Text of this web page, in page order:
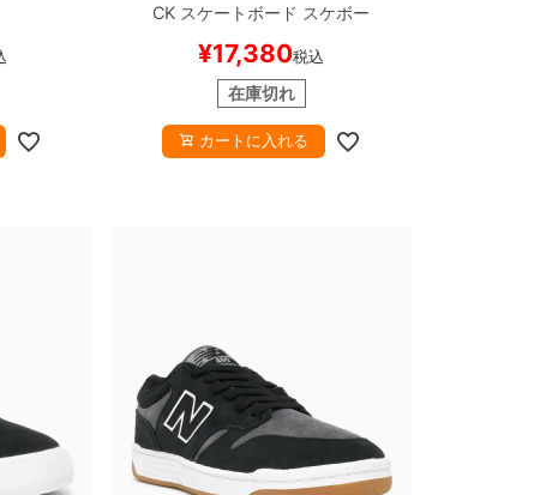
CK スケートボード スケボー
¥17,380税込
在庫切れ
カートに入れる